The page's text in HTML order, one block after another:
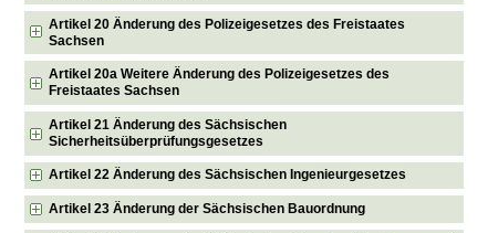
Artikel 20 Änderung des Polizeigesetzes des Freistaates
Sachsen
Artikel 20a Weitere Änderung des Polizeigesetzes des
Freistaates Sachsen
Artikel 21 Änderung des Sächsischen
Sicherheitsüberprüfungsgesetzes
Artikel 22 Änderung des Sächsischen Ingenieurgesetzes
Artikel 23 Änderung der Sächsischen Bauordnung